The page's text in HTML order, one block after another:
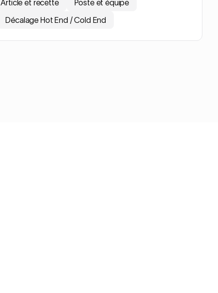
Article et recette
Poste et équipe
Décalage Hot End / Cold End